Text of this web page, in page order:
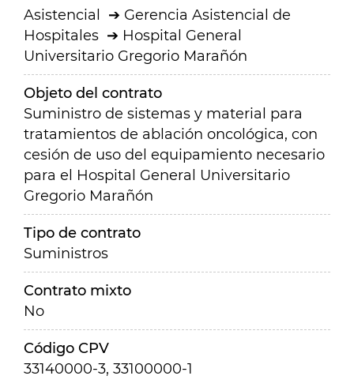
Asistencial
Gerencia Asistencial de
Hospitales
Hospital General
Universitario Gregorio Marañón
Objeto del contrato
Suministro de sistemas y material para
tratamientos de ablación oncológica, con
cesión de uso del equipamiento necesario
para el Hospital General Universitario
Gregorio Marañón
Tipo de contrato
Suministros
Contrato mixto
No
Código CPV
33140000-3, 33100000-1